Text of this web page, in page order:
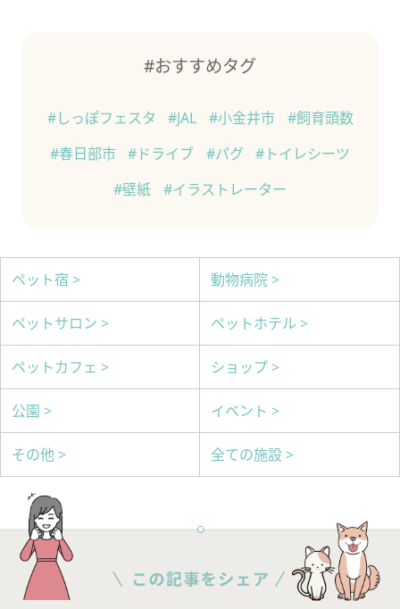
#おすすめタグ
#しっぽフェスタ #JAL #小金井市
#飼育頭数
#春日部市
#ドライブ #パグ
#トイレシーツ
#壁紙
#イラストレーター
ペット宿 > 動物病院 >
ペットサロン > ペットホテル >
ペットカフェ > ショップ >
公園 > イベント >
その他 > 全ての施設 >